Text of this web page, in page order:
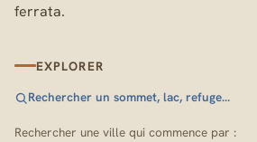
ferrata.
EXPLORER
Rechercher un sommet, lac, refuge…
Rechercher une ville qui commence par :